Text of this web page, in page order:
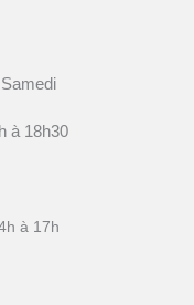
à 18h30
à 17h